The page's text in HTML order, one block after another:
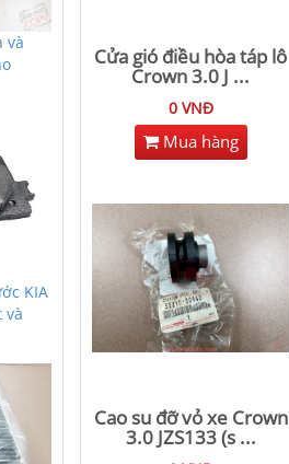
Cửa gió điều hòa táp lô
Crown 3.0 J ...
0 VNĐ
Mua hàng
Cao su đỡ vỏ xe Crown
3.0 JZS133 (s...
và
KIA
và